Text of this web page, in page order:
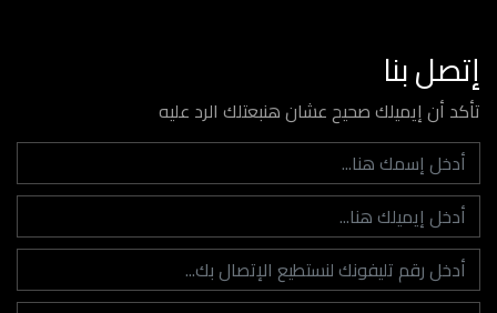
إتصل بنا
تأكد أن إيميلك صحيح عشان هنبعتلك الرد عليه